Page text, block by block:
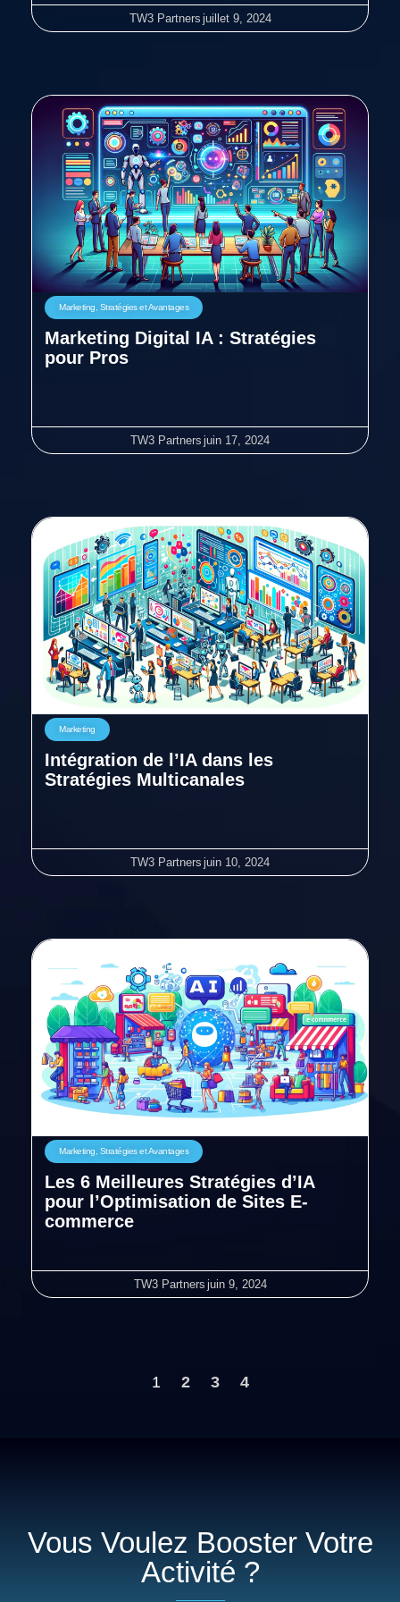
TW3 Partners juillet 9, 2024
Marketing, Stratégies et Avantages
Marketing Digital IA : Stratégies
pour Pros
TW3 Partners juin 17, 2024
Marketing
Intégration de l’IA dans les
Stratégies Multicanales
TW3 Partners juin 10, 2024
Marketing, Stratégies et Avantages
Les 6 Meilleures Stratégies d’IA
pour l’Optimisation de Sites E-
commerce
TW3 Partners juin 9, 2024
1 2 3 4
Vous Voulez Booster Votre
Activité ?